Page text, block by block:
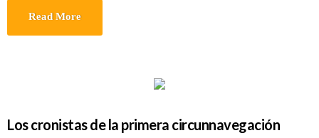
Read More
Los cronistas de la primera circunnavegación